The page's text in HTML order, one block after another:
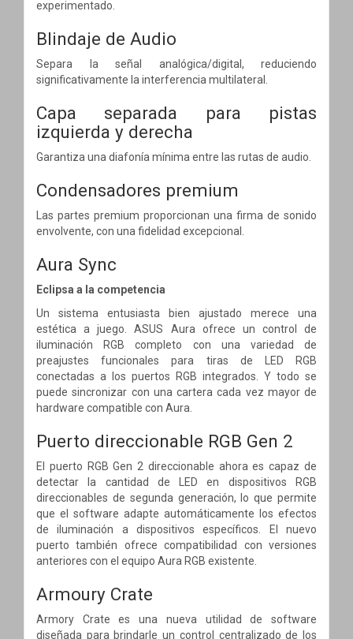
experimentado.
Blindaje de Audio
Separa la señal analógica/digital, reduciendo
significativamente la interferencia multilateral.
Capa separada para pistas
izquierda y derecha
Garantiza una diafonía mínima entre las rutas de audio.
Condensadores premium
Las partes premium proporcionan una firma de sonido
envolvente, con una fidelidad excepcional.
Aura Sync
Eclipsa a la competencia
Un sistema entusiasta bien ajustado merece una
estética a juego. ASUS Aura ofrece un control de
iluminación RGB completo con una variedad de
preajustes funcionales para tiras de LED RGB
conectadas a los puertos RGB integrados. Y todo se
puede sincronizar con una cartera cada vez mayor de
hardware compatible con Aura.
Puerto direccionable RGB Gen 2
El puerto RGB Gen 2 direccionable ahora es capaz de
detectar la cantidad de LED en dispositivos RGB
direccionables de segunda generación, lo que permite
que el software adapte automáticamente los efectos
de iluminación a dispositivos específicos. El nuevo
puerto también ofrece compatibilidad con versiones
anteriores con el equipo Aura RGB existente.
Armoury Crate
Armory Crate es una nueva utilidad de software
diseñada para brindarle un control centralizado de los